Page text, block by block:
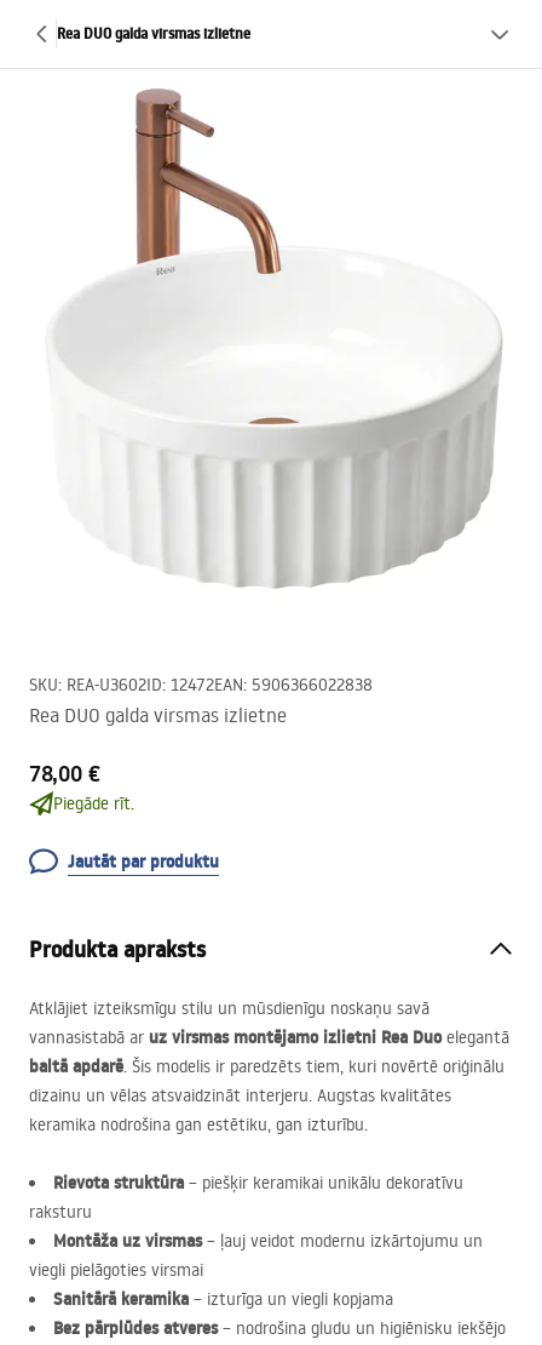
Rea DUO galda virsmas izlietne
SKU: REA-U3602ID: 12472EAN: 5906366022838
Rea DUO galda virsmas izlietne
78,00 €
Piegāde rīt.
Jautāt par produktu
Produkta apraksts
Atklājiet izteiksmīgu stilu un mūsdienīgu noskaņu savā
vannasistabā ar uz virsmas montējamo izlietni Rea Duoelegantā
baltā apdarē. Šis modelis ir paredzēts tiem, kuri novērtē oriģinālu
dizainu un vēlas atsvaidzināt interjeru. Augstas kvalitātes
keramika nodrošina gan estētiku, gan izturību.
Rievota struktūra – piešķir keramikai unikālu dekoratīvu
raksturu
Montāža uz virsmas– ļauj veidot modernu izkārtojumu un
viegli pielāgoties virsmai
Sanitārā keramika – izturīga un viegli kopjama
Bez pārplūdes atveres– nodrošina gludu un higiēnisku iekšējo